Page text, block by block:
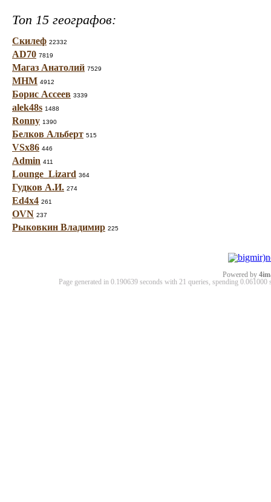
Топ 15 географов:
Скилеф 22332
AD70 7819
Магаз Анатолий 7529
МНМ 4912
Борис Ассеев 3339
alek48s 1488
Ronny 1390
Белков Альберт 515
VSx86 446
Admin 411
Lounge_Lizard 364
Гудков А.И. 274
Ed4x4 261
OVN 237
Рыковкин Владимир 225
Powered by
Page generated in 0.190639 seconds with 21 queries, spending